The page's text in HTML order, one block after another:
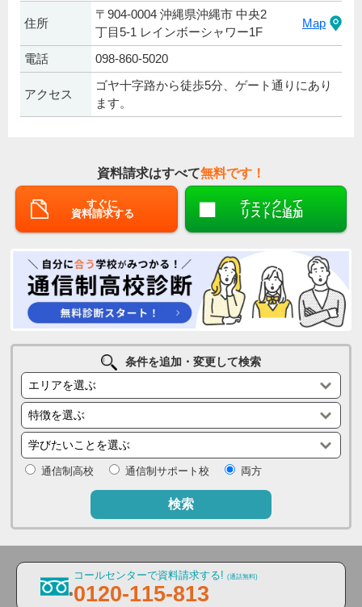
住所
〒904-0004 沖縄県沖縄市 中央2
丁目5-1 レインボーシャワー1F
Map
電話 098-860-5020
アクセス
ゴヤ十字路から徒歩5分、ゲート通りにあり
ます。
資料請求はすべて無料です！
すぐに
資料請求する
チェックして
リストに追加
条件を追加・変更して検索
通信制高校 通信制サポート校 両方
検索
コールセンターで資料請求する! (通話無料)
0120-115-813